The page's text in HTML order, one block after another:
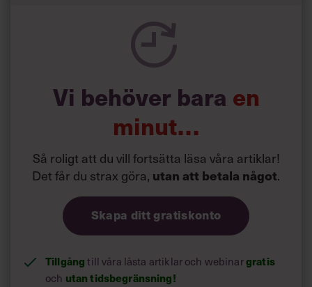
Vi behöver bara en
minut…
Så roligt att du vill fortsätta läsa våra artiklar!
Det får du strax göra, utan att betala något.
Skapa ditt gratiskonto
Tillgångtill våra låsta artiklar och webinargratis
och utan tidsbegränsning!